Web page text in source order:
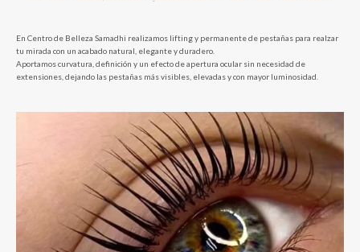
En Centro de Belleza Samadhi realizamos lifting y permanente de pestañas para realzar
tu mirada con un acabado natural, elegante y duradero.
Aportamos curvatura, definición y un efecto de apertura ocular sin necesidad de
extensiones, dejando las pestañas más visibles, elevadas y con mayor luminosidad.